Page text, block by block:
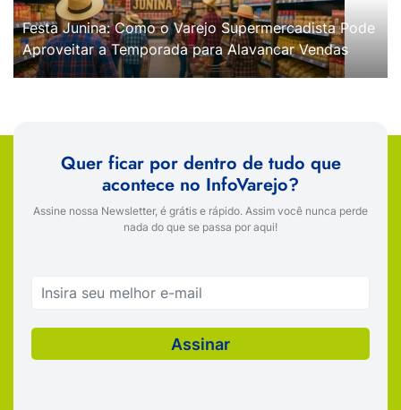
Festa Junina: Como o Varejo Supermercadista Pode
Aproveitar a Temporada para Alavancar Vendas
Quer ficar por dentro de tudo que
acontece no InfoVarejo?
Assine nossa Newsletter, é grátis e rápido. Assim você nunca perde
nada do que se passa por aqui!